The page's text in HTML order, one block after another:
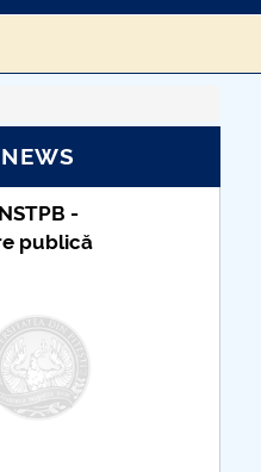
NEWS
Taxe de școlarizare
indexate – Centrul